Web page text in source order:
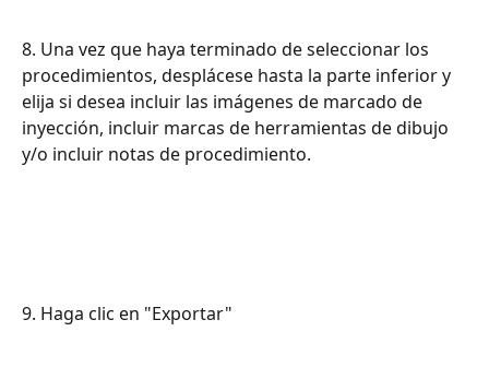
8. Una vez que haya terminado de seleccionar los
procedimientos, desplácese hasta la parte inferior y
elija si desea incluir las imágenes de marcado de
inyección, incluir marcas de herramientas de dibujo
y/o incluir notas de procedimiento.
9. Haga clic en "Exportar"